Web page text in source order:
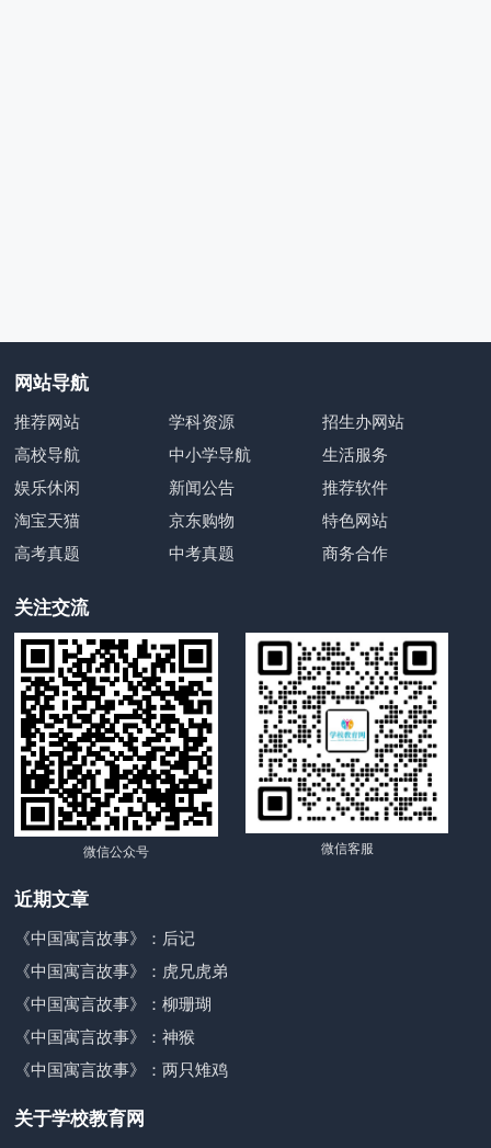
网站导航
推荐网站 学科资源
招生办网站
高校导航
中小学导航
生活服务
娱乐休闲
新闻公告
推荐软件
淘宝天猫
京东购物
特色网站
高考真题
中考真题 商务合作
关注交流
微信公众号 微信客服
近期文章
《中国寓言故事》：后记
《中国寓言故事》：虎兄虎弟
《中国寓言故事》：柳珊瑚
《中国寓言故事》：神猴
《中国寓言故事》：两只雉鸡
关于学校教育网